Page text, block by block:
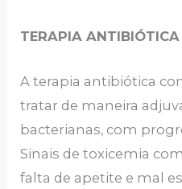
TERAPIA ANTIBIÓTICA
A terapia antibiótica
tratar de maneira
bacterianas, com
Sinais de toxicemia
falta de apetite e mal